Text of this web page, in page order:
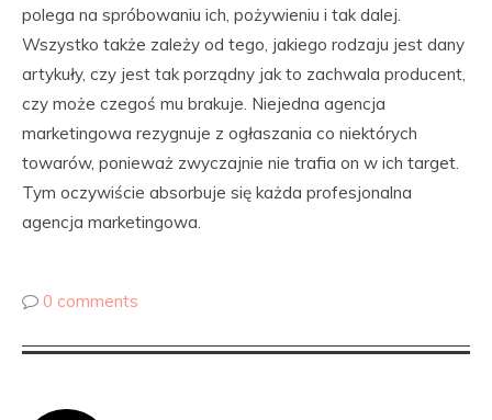
polega na spróbowaniu ich, pożywieniu i tak dalej.
Wszystko także zależy od tego, jakiego rodzaju jest dany
artykuły, czy jest tak porządny jak to zachwala producent,
czy może czegoś mu brakuje. Niejedna agencja
marketingowa rezygnuje z ogłaszania co niektórych
towarów, ponieważ zwyczajnie nie trafia on w ich target.
Tym oczywiście absorbuje się każda profesjonalna
agencja marketingowa.
0 comments